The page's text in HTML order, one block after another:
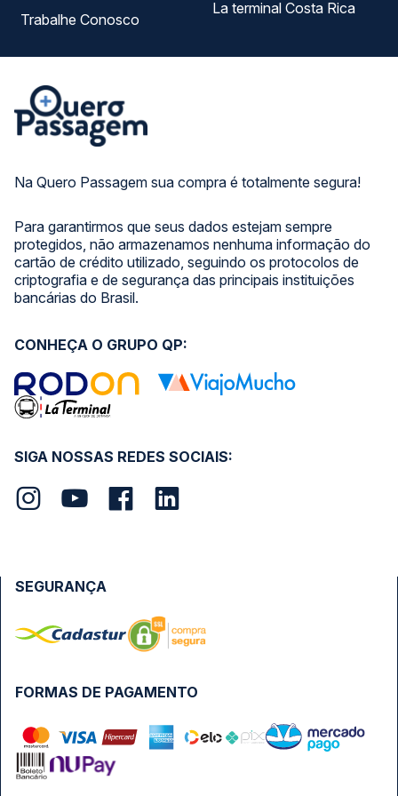
Na Quero Passagem sua compra é totalmente segura!
Para garantirmos que seus dados estejam sempre
protegidos, não armazenamos nenhuma informação do
cartão de crédito utilizado, seguindo os protocolos de
criptografia e de segurança das principais instituições
bancárias do Brasil.
Trabalhe Conosco
La terminal Costa Rica
SIGA NOSSAS REDES SOCIAIS:
CONHEÇA O GRUPO QP:
FORMAS DE PAGAMENTO
SEGURANÇA